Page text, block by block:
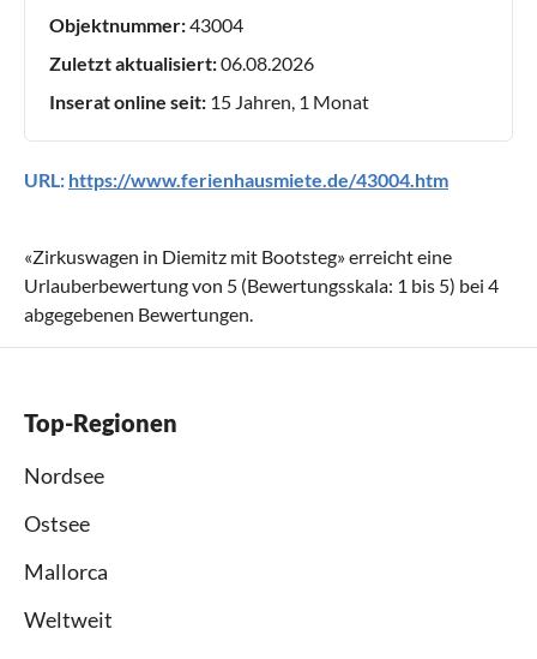
Objektnummer:43004
Zuletzt aktualisiert:06.08.2026
Inserat online seit: 15 Jahren, 1 Monat
URL: https://www.ferienhausmiete.de/43004.htm
«Zirkuswagen in Diemitz mit Bootsteg» erreicht eine
Urlauberbewertung von 5 (Bewertungsskala: 1 bis 5) bei 4
abgegebenen Bewertungen.
Top-Regionen
Nordsee
Ostsee
Mallorca
Weltweit